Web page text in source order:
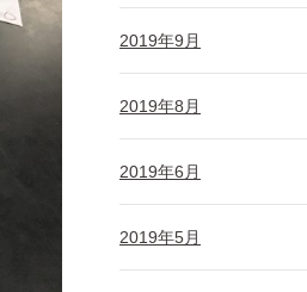
2019年9月
2019年8月
2019年6月
2019年5月